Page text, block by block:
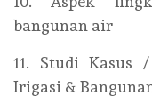
bangunan air
11. Studi Kasus
Irigasi &